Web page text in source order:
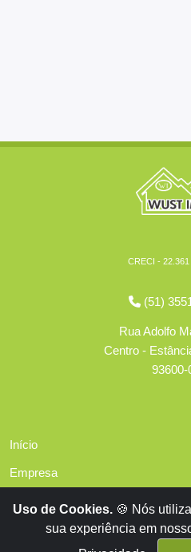
CRECI - 22.361
(51)
Rua Adolfo
Centro -
93600-
Início
Empresa
Financiamentos
Uso de Cookies. 🍪 Nós
sua experiência em